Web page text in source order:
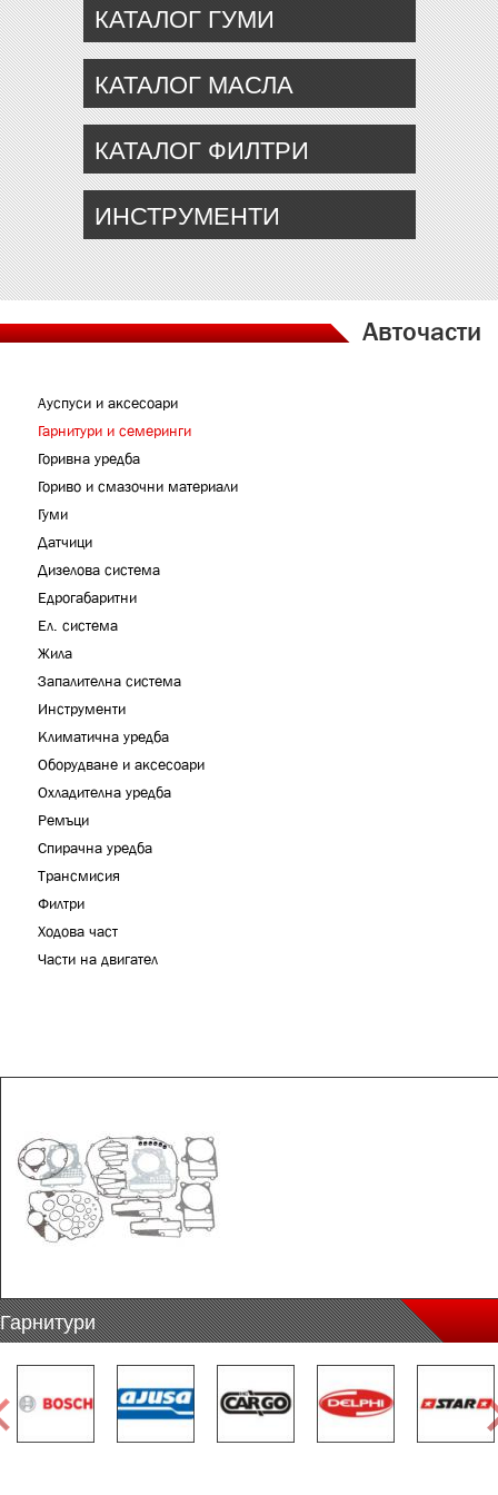
КАТАЛОГ ГУМИ
КАТАЛОГ МАСЛА
КАТАЛОГ ФИЛТРИ
ИНСТРУМЕНТИ
Авточасти
Ауспуси и аксесоари
Гарнитури и семеринги
Горивна уредба
Гориво и смазочни материали
Гуми
Датчици
Дизелова система
Едрогабаритни
Ел. система
Жила
Запалителна система
Инструменти
Климатична уредба
Оборудване и аксесоари
Охладителна уредба
Ремъци
Спирачна уредба
Трансмисия
Филтри
Ходова част
Части на двигател
Гарнитури